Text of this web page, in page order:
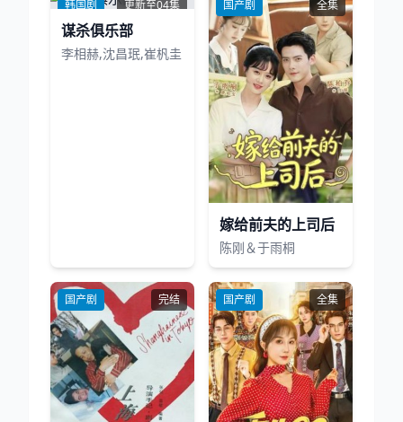
韩国剧 更新至04集
谋杀俱乐部
李相赫,沈昌珉,崔杋圭
国产剧 全集
嫁给前夫的上司后
陈刚＆于雨桐
国产剧 完结 国产剧 全集